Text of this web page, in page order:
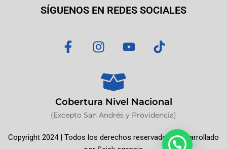
SÍGUENOS EN REDES SOCIALES
F
a
o
o
-
I
n
t
a
g
r
m
Y
o
b
e
T
i
k
Cobertura Nivel Nacional
(Excepto San Andrés y Providencia)
Copyright 2024 | Todos los derechos reservados | Desarrollado